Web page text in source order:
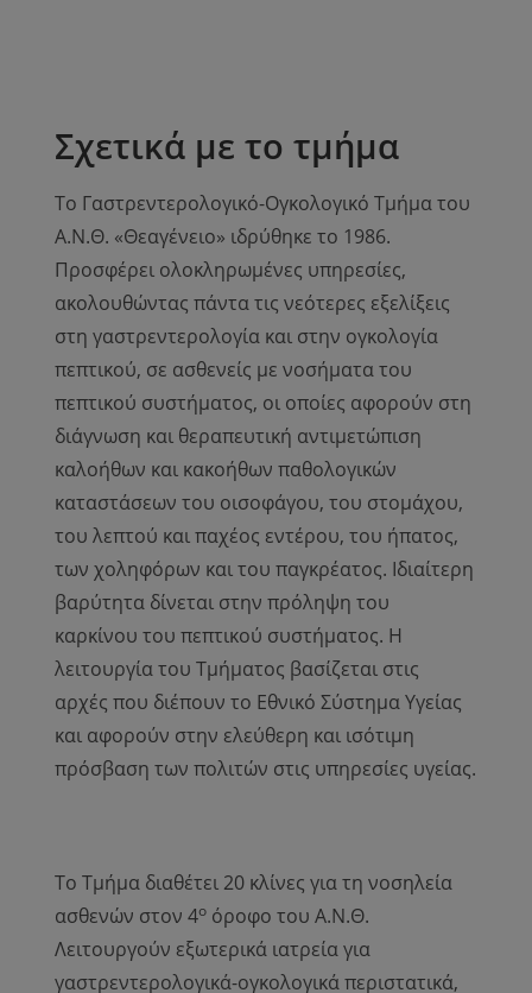
Σχετικά με το τμήμα
Το Γαστρεντερολογικό-Ογκολογικό Τμήμα του
Α.Ν.Θ. «Θεαγένειο» ιδρύθηκε τo 1986.
Προσφέρει ολοκληρωμένες υπηρεσίες,
ακολουθώντας πάντα τις νεότερες εξελίξεις
στη γαστρεντερολογία και στην ογκολογία
πεπτικού, σε ασθενείς με νοσήματα του
πεπτικού συστήματος, οι οποίες αφορούν στη
διάγνωση και θεραπευτική αντιμετώπιση
καλοήθων και κακοήθων παθολογικών
καταστάσεων του οισοφάγου, του στομάχου,
του λεπτού και παχέος εντέρου, του ήπατος,
των χοληφόρων και του παγκρέατος. Ιδιαίτερη
βαρύτητα δίνεται στην πρόληψη του
καρκίνου του πεπτικού συστήματος. Η
λειτουργία του Τμήματος βασίζεται στις
αρχές που διέπουν το Εθνικό Σύστημα Υγείας
και αφορούν στην ελεύθερη και ισότιμη
πρόσβαση των πολιτών στις υπηρεσίες υγείας.
Το Τμήμα διαθέτει 20 κλίνες για τη νοσηλεία
ασθενών στον 4ο όροφο του Α.Ν.Θ.
Λειτουργούν εξωτερικά ιατρεία για
γαστρεντερολογικά-ογκολογικά περιστατικά,